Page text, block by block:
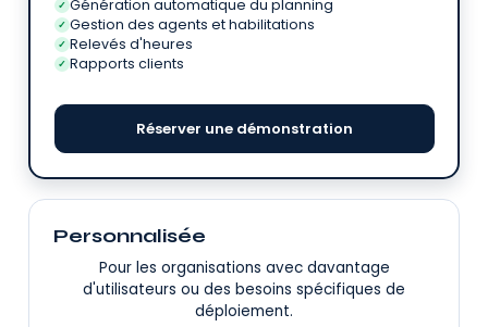
✓ Génération automatique du planning
✓ Gestion des agents et habilitations
✓ Relevés d'heures
✓ Rapports clients
Réserver une démonstration
Personnalisée
Pour les organisations avec davantage
d'utilisateurs ou des besoins spécifiques de
déploiement.